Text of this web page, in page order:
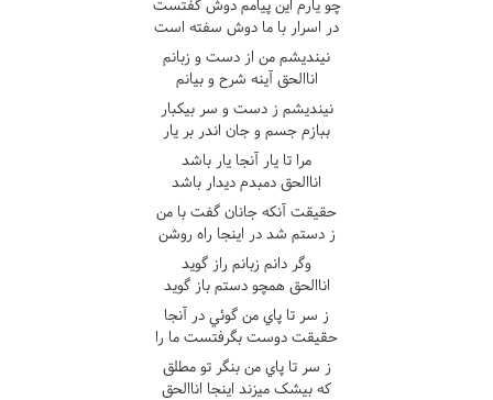
چو يارم اين پيامم دوش گفتست
در اسرار با ما دوش سفته است
نينديشم من از دست و زبانم
اناالحق آينه شرح و بيانم
نينديشم ز دست و سر بيکبار
ببازم جسم و جان اندر بر يار
مرا تا يار آنجا يار باشد
اناالحق دمبدم ديدار باشد
حقيقت آنکه جانان گفت با من
ز دستم شد در اينجا راه روشن
وگر دانم زبانم راز گويد
اناالحق همچو دستم باز گويد
ز سر تا پاي من گوئي در آنجا
حقيقت دوست بگرفتست ما را
ز سر تا پاي من بنگر تو مطلق
که بيشک ميزند اينجا اناالحق